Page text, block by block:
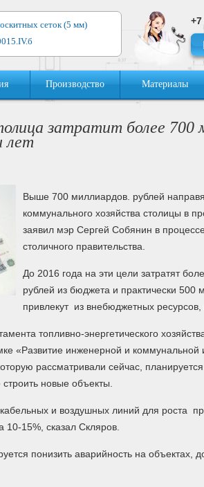
сеток (5 мм)
окон
дверей
+7
Производство Материалы
затратит более 700
лет
Выше 700 миллиардов. рублей
коммунального хозяйства столицы в
заявил мэр Сергей Собянин в
столичного правительства.
До 2016 года на эти цели затратят
рублей из бюджета и практически 500
привлекут из внебюджетных
топливно-энергетического
«Развитие инженерной и коммунальной
рассматривали сейчас,
новые объекты.
и воздушных линий для роста
10-15%, сказал Скляров.
понизить аварийность на объектах,